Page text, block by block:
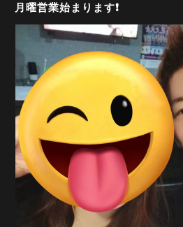
月曜営業始まります❗